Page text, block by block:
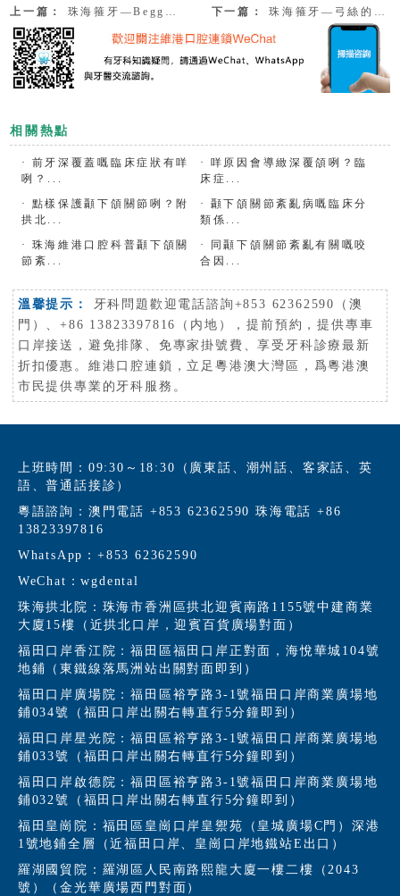
上一篇： 珠海箍牙—Begg矯正器的托槽和磨牙頰面管有哪些呢？ 下一篇： 珠海箍牙—弓絲的三個常規序列彎曲是什麼呢？
相關熱點
·
前牙深覆蓋嘅臨床症狀有咩
咧？...
·
咩原因會導緻深覆頜咧？臨
床症...
·
點樣保護顳下頜關節咧？附
拱北...
·
顳下頜關節紊亂病嘅臨床分
類係...
·
珠海維港口腔科普顳下頜關
節紊...
·
同顳下頜關節紊亂有關嘅咬
合因...
溫馨提示：
牙科問題歡迎電話諮詢+853 62362590（澳
門）、+86 13823397816（内地），提前預約，提供專車
口岸接送，避免排隊、免專家掛號費、享受牙科診療最新
折扣優惠。維港口腔連鎖，立足粵港澳大灣區，爲粵港澳
市民提供專業的牙科服務。
上班時間：09:30～18:30（廣東話、潮州話、客家話、英
語、普通話接診）
粵語諮詢：澳門電話 +853 62362590 珠海電話 +86
13823397816
WhatsApp：+853 62362590
WeChat：wgdental
珠海拱北院：珠海市香洲區拱北迎賓南路1155號中建商業
大廈15樓（近拱北口岸，迎賓百貨廣場對面）
福田口岸香江院：福田區福田口岸正對面，海悅華城104號
地鋪（東鐵線落馬洲站出關對面即到）
福田口岸廣場院：福田區裕亨路3-1號福田口岸商業廣場地
鋪034號（福田口岸出關右轉直行5分鐘即到）
福田口岸星光院：福田區裕亨路3-1號福田口岸商業廣場地
鋪033號（福田口岸出關右轉直行5分鐘即到）
福田口岸啟德院：福田區裕亨路3-1號福田口岸商業廣場地
鋪032號（福田口岸出關右轉直行5分鐘即到）
福田皇崗院：福田區皇崗口岸皇禦苑（皇城廣場C門）深港
1號地鋪全層（近福田口岸、皇崗口岸地鐵站E出口）
羅湖國貿院：羅湖區人民南路熙龍大廈一樓二樓（2043
號）（金光華廣場西門對面）